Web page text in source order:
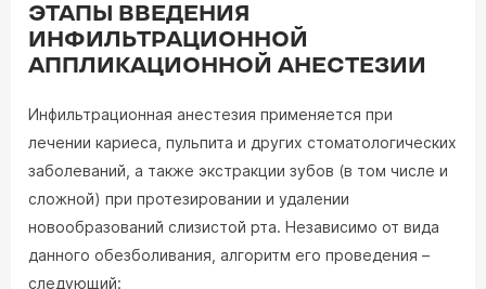
ЭТАПЫ ВВЕДЕНИЯ
ИНФИЛЬТРАЦИОННОЙ
АППЛИКАЦИОННОЙ АНЕСТЕЗИИ
Инфильтрационная анестезия применяется при
лечении кариеса, пульпита и других стоматологических
заболеваний, а также экстракции зубов (в том числе и
сложной) при протезировании и удалении
новообразований слизистой рта. Независимо от вида
данного обезболивания, алгоритм его проведения –
следующий: